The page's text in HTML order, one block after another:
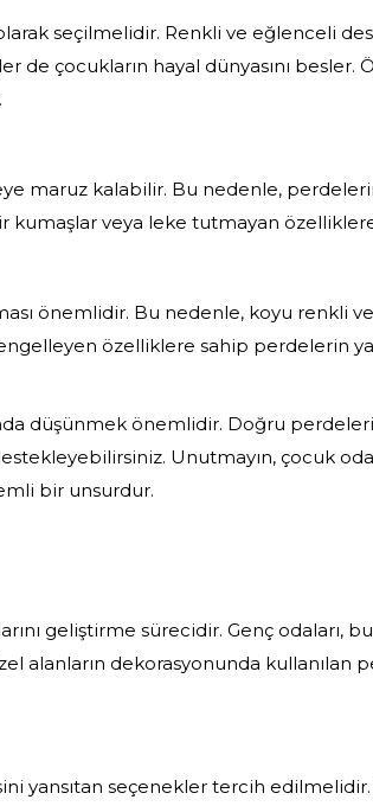
seçilmelidir. Renkli ve eğlenceli
çocukların hayal dünyasını besler.
maruz kalabilir. Bu nedenle,
kumaşlar veya leke tutmayan
önemlidir. Bu nedenle, koyu renkli
özelliklere sahip perdelerin
düşünmek önemlidir. Doğru
Unutmayın, çocuk
bir unsurdur.
geliştirme sürecidir. Genç odaları,
alanların dekorasyonunda kullanılan
yansıtan seçenekler tercih